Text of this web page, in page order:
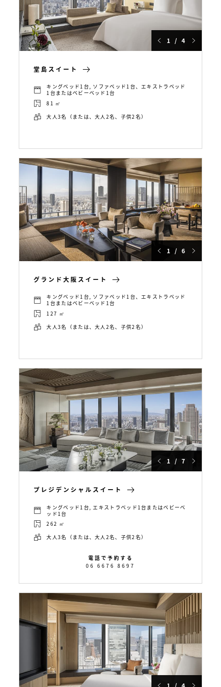
1 / 4
堂島スイート
キングベッド1台, ソファベッド1台、エキストラベッド
1台またはベビーベッド1台
81 ㎡
大人3名（または、大人2名、子供2名）
1 / 6
グランド大阪スイート
キングベッド1台, ソファベッド1台、エキストラベッド
1台またはベビーベッド1台
127 ㎡
大人3名（または、大人2名、子供2名）
1 / 7
プレジデンシャルスイート
キングベッド1台, エキストラベッド1台またはベビーベ
ッド1台
262 ㎡
大人3名（または、大人2名、子供2名）
電話で予約する
06 6676 8697